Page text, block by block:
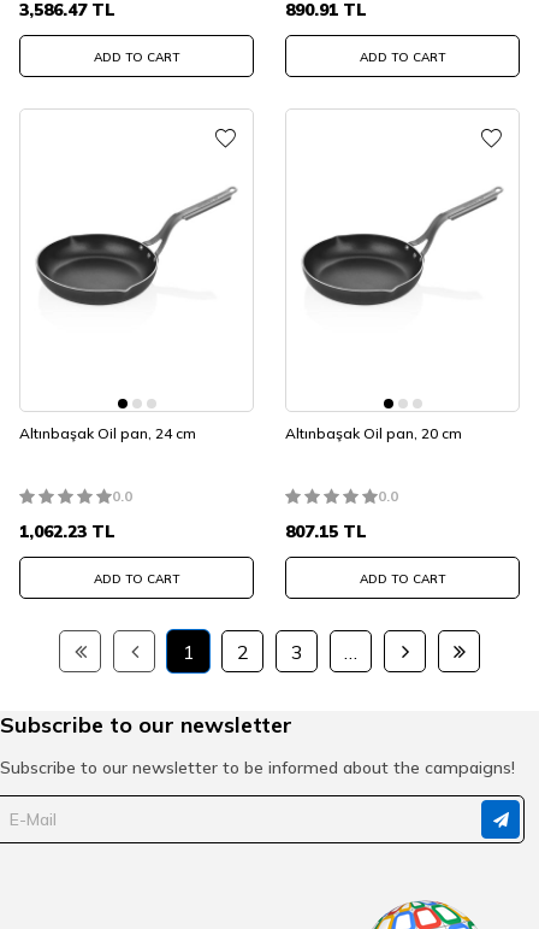
3,586.47TL
ADD TO CART
890.91 TL
ADD TO CART
Altınbaşak Oil pan, 24 cm
0.0
1,062.23 TL
ADD TO CART
Altınbaşak Oil pan, 20 cm
0.0
807.15 TL
ADD TO CART
1 2 3
Subscribe to our newsletter
Subscribe to our newsletter to be informed about the campaigns!